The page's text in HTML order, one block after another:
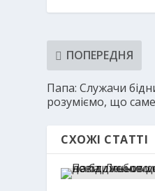
ПОПЕРЕДНЯ
Папа: Служачи
розуміємо, що
СХОЖІ СТАТТІ